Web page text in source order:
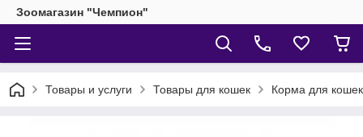
Зоомагазин "Чемпион"
Товары и услуги Товары для кошек Корма для кошек